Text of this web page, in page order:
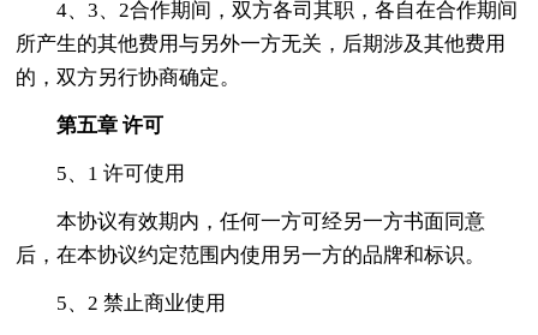
4、3、2合作期间，双方各司其职，各自在合作期间
所产生的其他费用与另外一方无关，后期涉及其他费用
的，双方另行协商确定。
第五章 许可
5、1 许可使用
本协议有效期内，任何一方可经另一方书面同意
后，在本协议约定范围内使用另一方的品牌和标识。
5、2 禁止商业使用